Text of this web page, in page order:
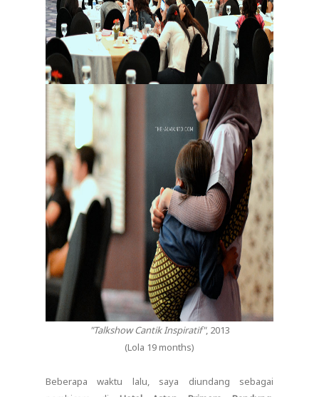
"Talkshow Cantik Inspiratif", 2013
(Lola 19 months)
Beberapa waktu lalu, saya diundang sebagai